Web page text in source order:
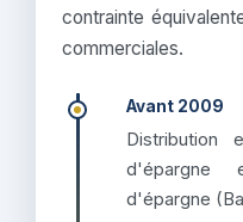
contrainte
commerciales.
Avant 2009
Distribution
d'épargne
d'épargne